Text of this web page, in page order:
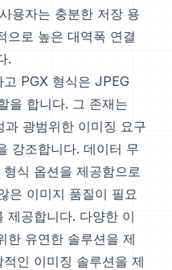
용자는 충분한 저장 용
으로 높은 대역폭 연결
.
PGX 형식은 JPEG
을 합니다. 그 존재는
광범위한 이미징 요구
강조합니다. 데이터 무
식 옵션을 제공함으로
은 이미지 품질이 필요
제공합니다. 다양한 이
한 유연한 솔루션을 제
인 이미징 솔루션을 제